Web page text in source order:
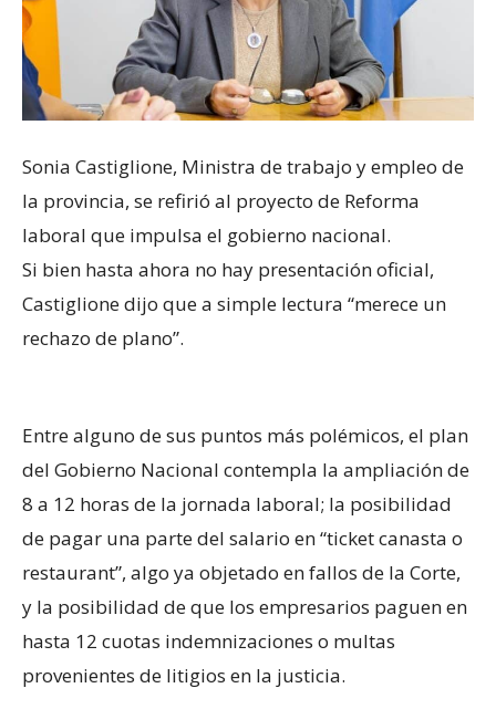
Sonia Castiglione, Ministra de trabajo y empleo de
la provincia, se refirió al proyecto de Reforma
laboral que impulsa el gobierno nacional.
Si bien hasta ahora no hay presentación oficial,
Castiglione dijo que a simple lectura “merece un
rechazo de plano”.
Entre alguno de sus puntos más polémicos, el plan
del Gobierno Nacional contempla la ampliación de
8 a 12 horas de la jornada laboral; la posibilidad
de pagar una parte del salario en “ticket canasta o
restaurant”, algo ya objetado en fallos de la Corte,
y la posibilidad de que los empresarios paguen en
hasta 12 cuotas indemnizaciones o multas
provenientes de litigios en la justicia.